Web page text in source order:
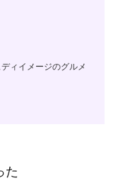
ィイメージのグルメ
た